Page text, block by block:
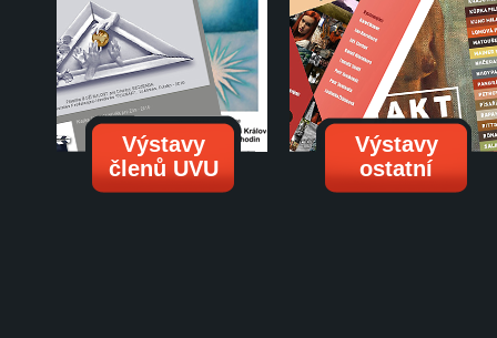
Výstavy
členů UVU
Výstavy
ostatní